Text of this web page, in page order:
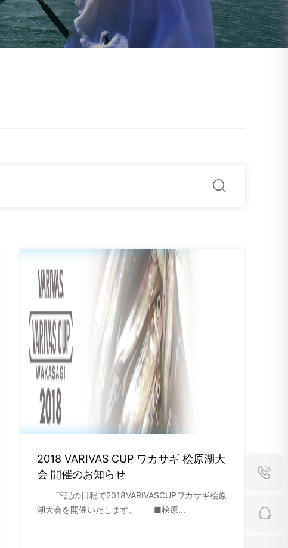
2018 VARIVAS CUP ワカサギ 桧原湖大
会 開催のお知らせ
下記の日程で2018VARIVASCUPワカサギ桧原
湖大会を開催いたします。 ■桧原...